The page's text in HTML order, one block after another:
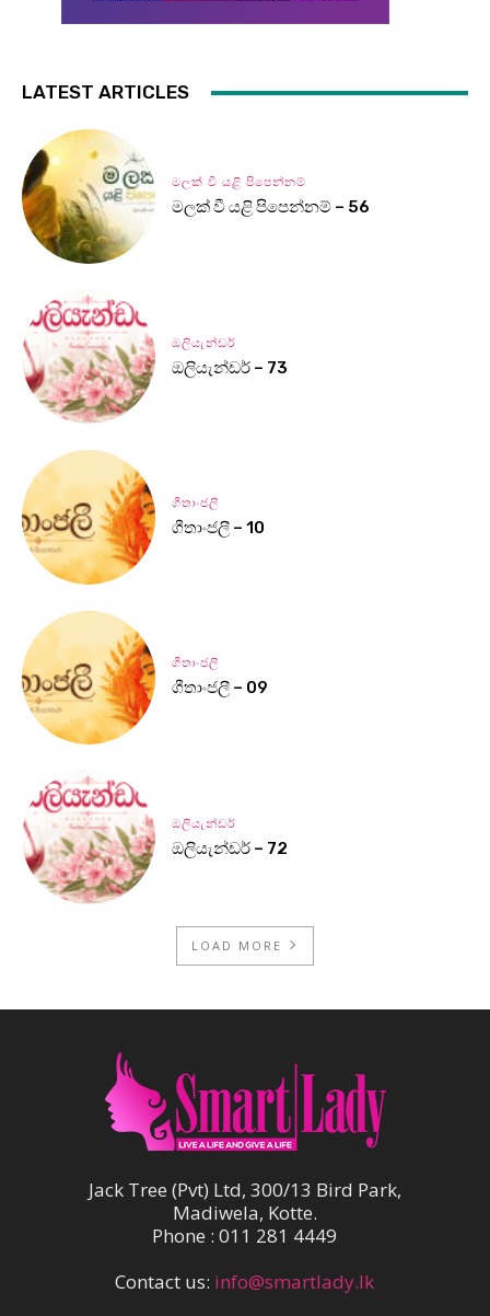
LATEST ARTICLES
මලක් වී යළි පිපෙන්නම්
මලක් වී යළි පිපෙන්නම් – 56
ඔලියැන්ඩර්
ඔලියැන්ඩර් – 73
ගීතාංජලී
ගීතාංජලී – 10
ගීතාංජලී
ගීතාංජලී – 09
ඔලියැන්ඩර්
ඔලියැන්ඩර් – 72
LOAD MORE
Jack Tree (Pvt) Ltd, 300/13 Bird Park,
Madiwela, Kotte.
Phone : 011 281 4449
Contact us: info@smartlady.lk